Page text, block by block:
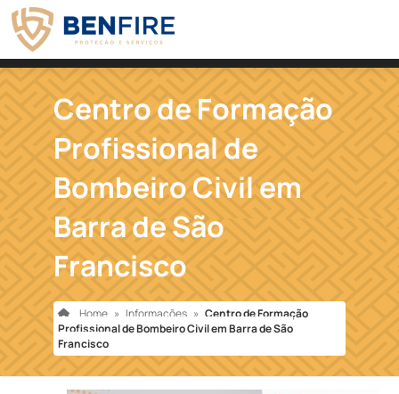
Centro de Formação
Profissional de
Bombeiro Civil em
Barra de São
Francisco
Home » Informações » Centro de Formação
Profissional de Bombeiro Civil em Barra de São
Francisco